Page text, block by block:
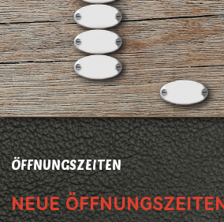
ÖFFNUNGSZEITEN
NEUE